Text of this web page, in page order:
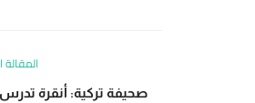
المقالة
صحيفة تركية: أنقرة